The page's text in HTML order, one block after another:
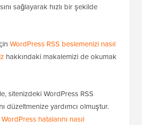
sağlayarak hızlı bir şekilde
WordPress RSS beslemenizi nasıl
hakkındaki makalemizi de okumak
sitenizdeki WordPress RSS
düzeltmenize yardımcı olmuştur.
hatalarını nasıl